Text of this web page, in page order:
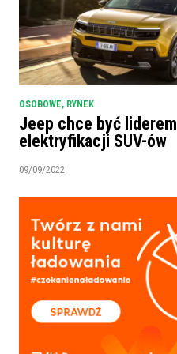
OSOBOWE, RYNEK
Jeep chce być liderem
elektryfikacji SUV-ów
09/09/2022